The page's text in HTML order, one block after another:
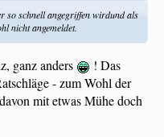
so schnell angegriffen wirdund als
nicht angemeldet.
ganz anders
! Das
- zum Wohl der
mit etwas Mühe doch